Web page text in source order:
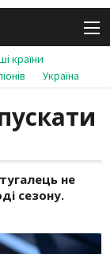
країни
Україна
не
сезону.